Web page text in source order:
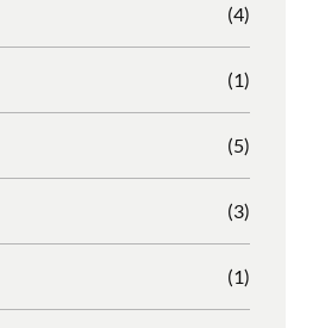
(4)
(1)
(5)
(3)
(1)